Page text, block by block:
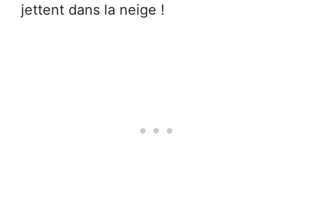
jettent dans la neige !